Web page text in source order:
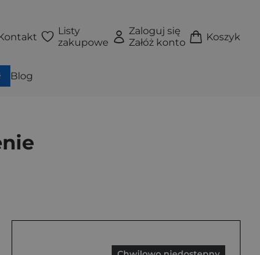
Listy
zakupowe
Zaloguj się
Załóż konto
Koszyk
Blog